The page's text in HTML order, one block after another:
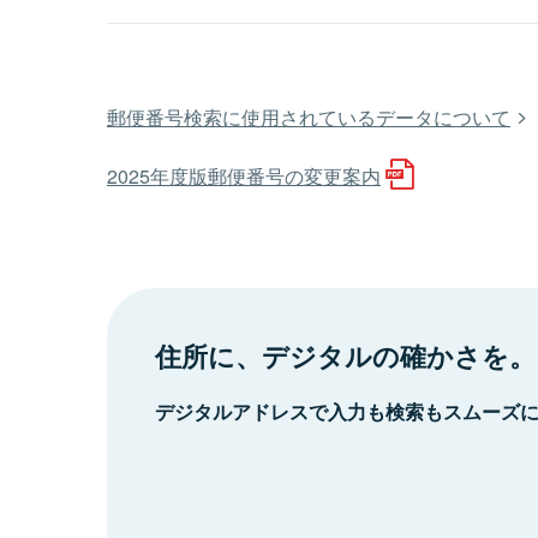
郵便番号検索に使用されているデータについて
2025年度版郵便番号の変更案内
住所に、デジタルの確かさを。
デジタルアドレスで入力も検索もスムーズ